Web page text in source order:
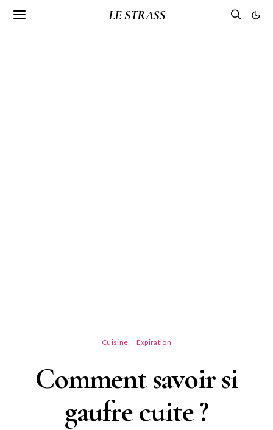
LE STRASS
Cuisine Expiration
Comment savoir si
gaufre cuite ?